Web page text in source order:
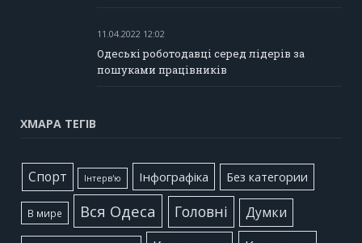
11.04.2022 12:02
Одеські роботодавці серед лідерів за
пошуками працівників
ХМАРА ТЕГІВ
Cпорт Інтерв'ю Інфографіка Без категории
В мире Вся Одеса Головні Думки